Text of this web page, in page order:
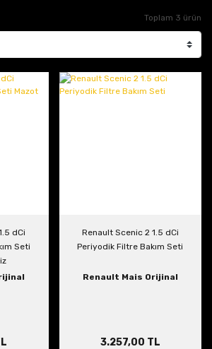
Toplam 3 ürün
dCi
Seti
Renault Scenic 2 1.5 dCi
Periyodik Filtre Bakım Seti
Renault Mais Orijinal
3.257,00 TL